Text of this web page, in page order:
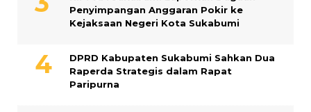
Penyimpangan Anggaran Pokir ke
Kejaksaan Negeri Kota Sukabumi
DPRD Kabupaten Sukabumi Sahkan Dua
Raperda Strategis dalam Rapat
Paripurna